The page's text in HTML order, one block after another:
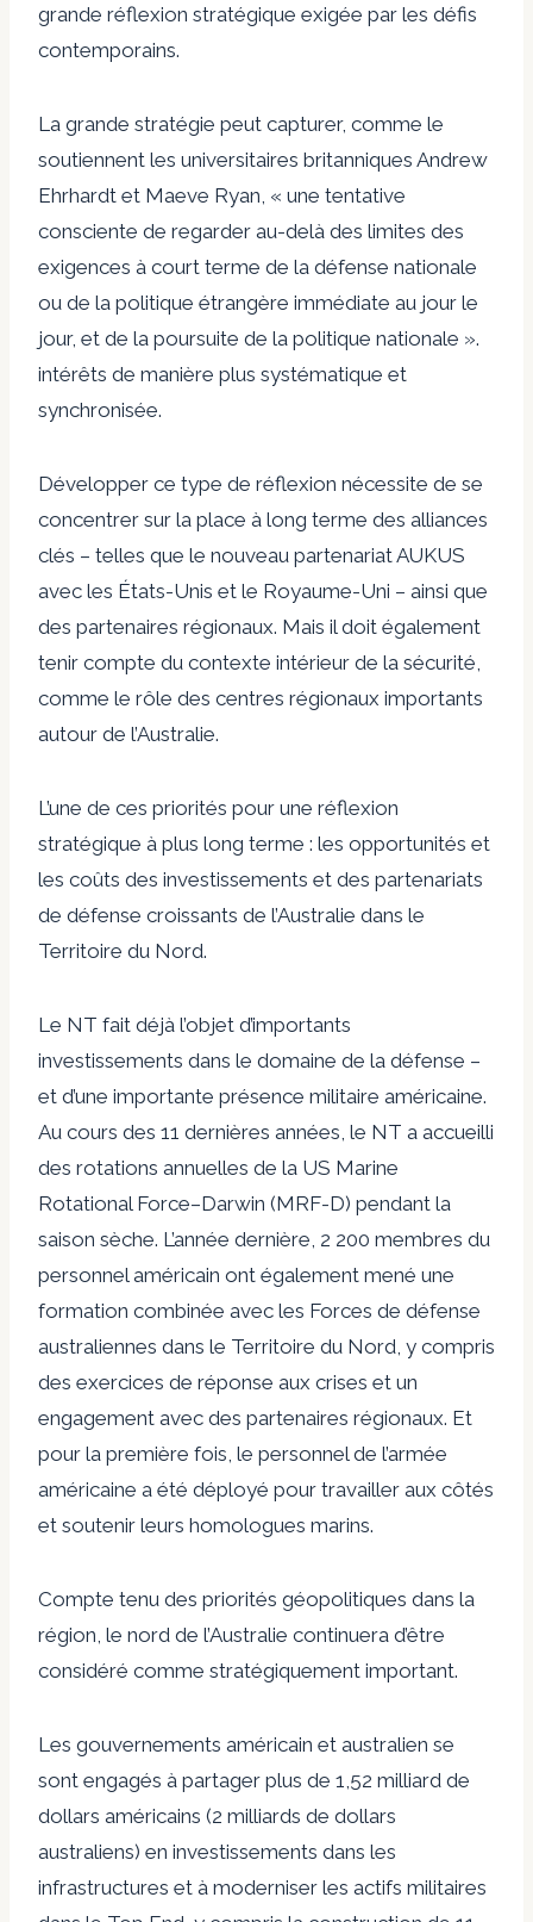
grande réflexion stratégique exigée par les défis
contemporains.
La grande stratégie peut capturer, comme le
soutiennent les universitaires britanniques Andrew
Ehrhardt et Maeve Ryan, « une tentative
consciente de regarder au-delà des limites des
exigences à court terme de la défense nationale
ou de la politique étrangère immédiate au jour le
jour, et de la poursuite de la politique nationale ».
intérêts de manière plus systématique et
synchronisée.
Développer ce type de réflexion nécessite de se
concentrer sur la place à long terme des alliances
clés – telles que le nouveau partenariat AUKUS
avec les États-Unis et le Royaume-Uni – ainsi que
des partenaires régionaux. Mais il doit également
tenir compte du contexte intérieur de la sécurité,
comme le rôle des centres régionaux importants
autour de l’Australie.
L’une de ces priorités pour une réflexion
stratégique à plus long terme : les opportunités et
les coûts des investissements et des partenariats
de défense croissants de l’Australie dans le
Territoire du Nord.
Le NT fait déjà l’objet d’importants
investissements dans le domaine de la défense –
et d’une importante présence militaire américaine.
Au cours des 11 dernières années, le NT a accueilli
des rotations annuelles de la US Marine
Rotational Force–Darwin (MRF-D) pendant la
saison sèche. L’année dernière, 2 200 membres du
personnel américain ont également mené une
formation combinée avec les Forces de défense
australiennes dans le Territoire du Nord, y compris
des exercices de réponse aux crises et un
engagement avec des partenaires régionaux. Et
pour la première fois, le personnel de l’armée
américaine a été déployé pour travailler aux côtés
et soutenir leurs homologues marins.
Compte tenu des priorités géopolitiques dans la
région, le nord de l’Australie continuera d’être
considéré comme stratégiquement important.
Les gouvernements américain et australien se
sont engagés à partager plus de 1,52 milliard de
dollars américains (2 milliards de dollars
australiens) en investissements dans les
infrastructures et à moderniser les actifs militaires